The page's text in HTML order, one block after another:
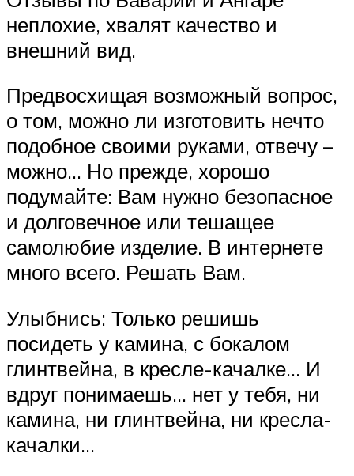
неплохие, хвалят качество и
внешний вид.
Предвосхищая возможный вопрос,
о том, можно ли изготовить нечто
подобное своими руками, отвечу –
можно… Но прежде, хорошо
подумайте: Вам нужно безопасное
и долговечное или тешащее
самолюбие изделие. В интернете
много всего. Решать Вам.
Улыбнись: Только решишь
посидеть у камина, с бокалом
глинтвейна, в кресле-качалке… И
вдруг понимаешь… нет у тебя, ни
камина, ни глинтвейна, ни кресла-
качалки…